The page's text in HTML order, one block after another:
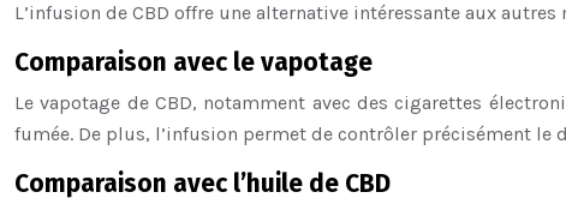
L’infusion de CBD offre une alternative intéressante aux
Comparaison avec le vapotage
Le vapotage de CBD, notamment avec des cigarettes
fumée. De plus, l’infusion permet de contrôler précisément
Comparaison avec l’huile de CBD